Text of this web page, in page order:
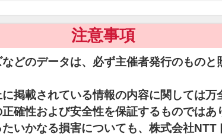
注意事項
どのデータは、必ず主催者発行のものと
掲載されている情報の内容に関しては万
確性および安全性を保証するものではあ
いかなる損害についても、株式会社NTT